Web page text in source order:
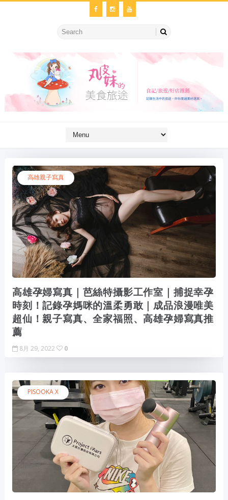
高雄親子寫真
高雄孕婦寫真｜芭絲特攝影工作室｜捕捉幸孕
時刻！記錄孕媽咪的溫柔勇敢｜成品浪漫唯美
超仙！親子寫真、全家福照、高雄孕婦寫真推
薦
8月 29, 2022 0
PISOOKA X